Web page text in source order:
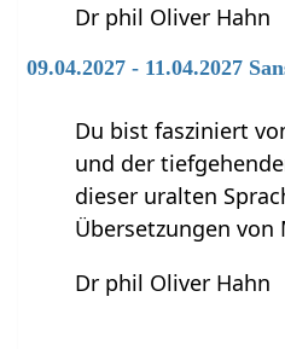
Dr phil Oliver Hahn
09.04.2027 - 11.04.2027
Du bist fasziniert
und der
dieser uralten
Übersetzungen
Dr phil Oliver Hahn